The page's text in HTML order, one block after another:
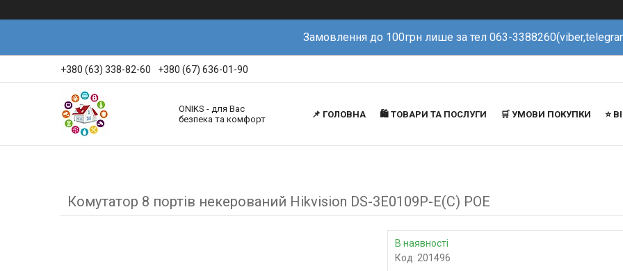
Замовлення до 100грн лише за тел 063-
+380 (63) 338-82-60 +380 (67) 636-01-90
ONIKS - для Вас
безпека та комфорт
📌 ГОЛОВНА 🛍️ ТОВАРИ ТА ПОСЛУГИ 🛒 УМОВИ ПОКУПКИ ⭐️
Комутатор 8 портів некерований Hikvision DS-3E0109P-E(C) POE
В наявності
Код: 201496